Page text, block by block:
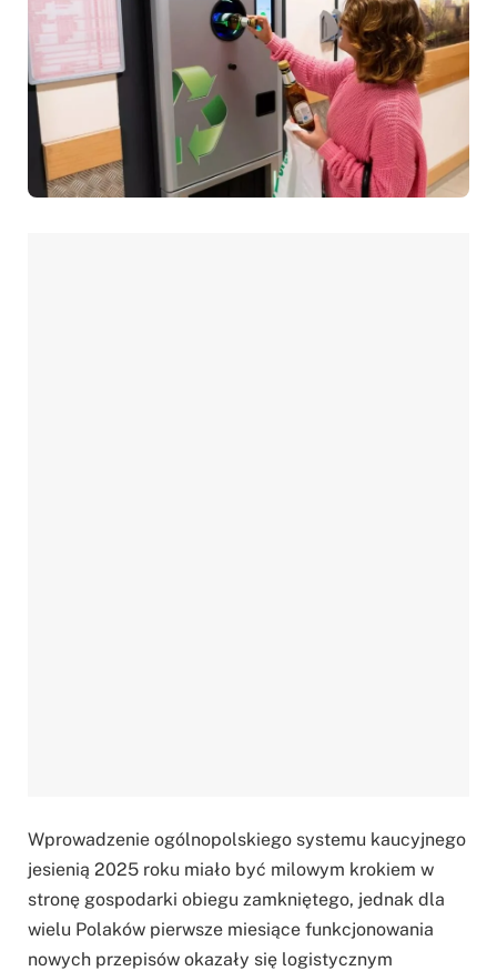
Wprowadzenie ogólnopolskiego systemu kaucyjnego
jesienią 2025 roku miało być milowym krokiem w
stronę gospodarki obiegu zamkniętego, jednak dla
wielu Polaków pierwsze miesiące funkcjonowania
nowych przepisów okazały się logistycznym